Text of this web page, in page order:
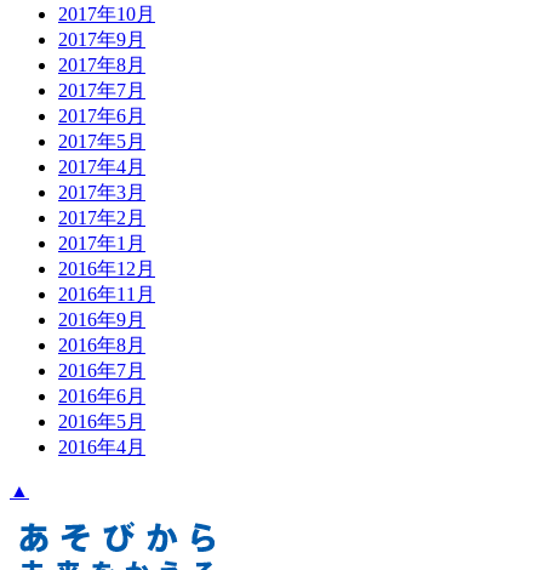
2017年10月
2017年9月
2017年8月
2017年7月
2017年6月
2017年5月
2017年4月
2017年3月
2017年2月
2017年1月
2016年12月
2016年11月
2016年9月
2016年8月
2016年7月
2016年6月
2016年5月
2016年4月
▲